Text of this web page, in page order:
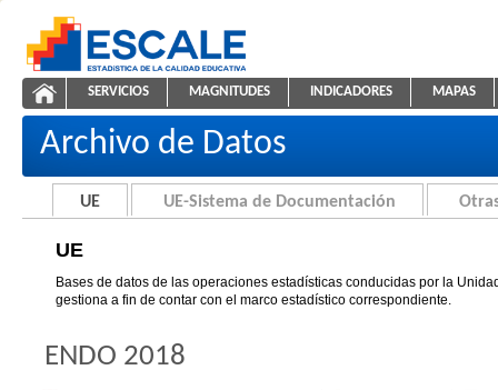
ESCALE - Unidad de Estadística Educativa
UE
NAVEGACIÓN
SERVICIOS MAGNITUDES INDICADORES MAPAS
Archivo de Datos
UE UE-Sistema de Documentación
UE
Bases de datos de las operaciones estadísticas conducidas por la
gestiona a fin de contar con el marco estadístico correspondiente.
ENDO 2018